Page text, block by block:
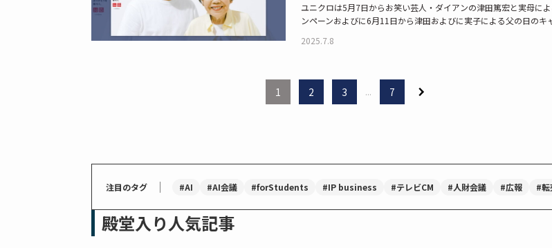
ユニクロは5月7日からお笑い芸人・ダイアンの津田篤宏と実母に
ンペーンおよびに6月11日から津田およびに実子による父の日のキ
2025.7.8
1 2 3 ... 7
注目のタグ ｜ #AI #AI会議 #forStudents #IP business #テレビCM #人財会議 #広報 #転
殿堂入り人気記事